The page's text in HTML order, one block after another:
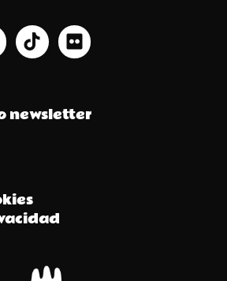
newsletter